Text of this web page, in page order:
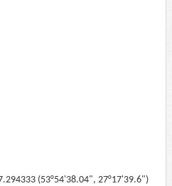
(53°54'38.04", 27°17'39.6")